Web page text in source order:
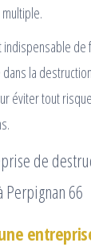
indispensable
la
éviter tout
une